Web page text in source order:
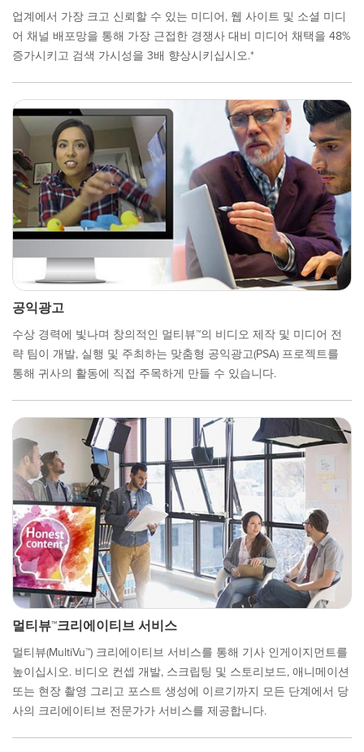
업계에서 가장 크고 신뢰할 수 있는 미디어, 웹 사이트 및 소셜 미디
어 채널 배포망을 통해 가장 근접한 경쟁사 대비 미디어 채택을 48%
증가시키고 검색 가시성을 3배 향상시키십시오.*
공익광고
수상 경력에 빛나며 창의적인 멀티뷰™의 비디오 제작 및 미디어 전
략 팀이 개발, 실행 및 주최하는 맞춤형 공익광고(PSA) 프로젝트를
통해 귀사의 활동에 직접 주목하게 만들 수 있습니다.
멀티뷰™크리에이티브 서비스
멀티뷰(MultiVu™) 크리에이티브 서비스를 통해 기사 인게이지먼트를
높이십시오. 비디오 컨셉 개발, 스크립팅 및 스토리보드, 애니메이션
또는 현장 촬영 그리고 포스트 생성에 이르기까지 모든 단계에서 당
사의 크리에이티브 전문가가 서비스를 제공합니다.